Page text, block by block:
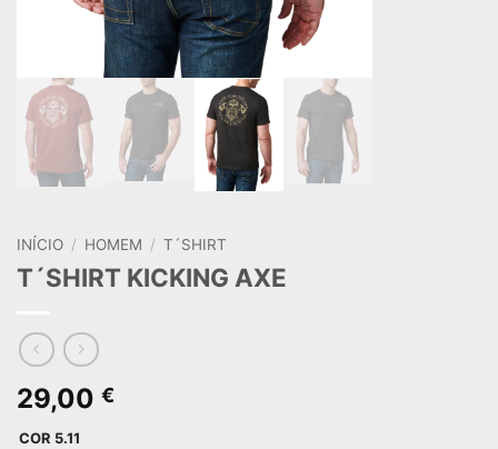
INÍCIO / HOMEM / T´SHIRT
T´SHIRT KICKING AXE
29,00 €
COR 5.11